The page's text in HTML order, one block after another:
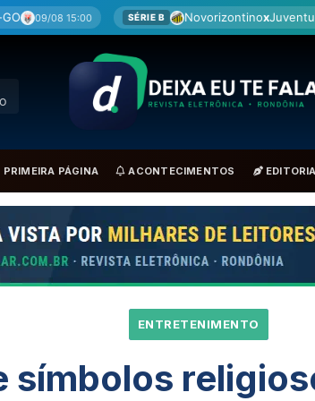
SÉRIE B NovorizontinoxJuventude 09/08 15:00
PRIMEIRA PÁGINA ACONTECIMENTOS
ENTRETENIMENTO
símbolos